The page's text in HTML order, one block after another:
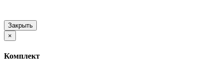
Закрыть
×
Комплект